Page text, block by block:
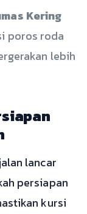
Kering
poros roda
lebih
lancar
persiapan
kursi